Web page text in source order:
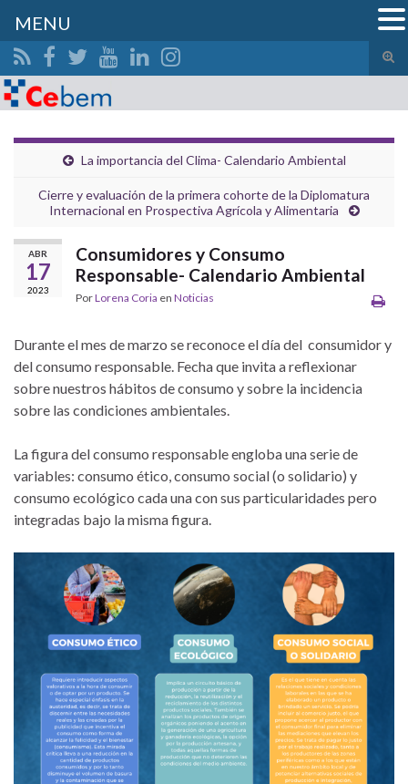
el
Search for:
La importancia del Clima- Calendario Ambiental
Cierre y evaluación de la primera cohorte de la Diplomatura
Internacional en Prospectiva Agrícola y Alimentaria
ABR
17
2023
Consumidores y Consumo
Responsable- Calendario Ambiental
PorLorena Coria en Noticias
Durante el mes de marzo se reconoce el día del consumidor y
del consumo responsable. Fecha que invita a reflexionar
sobre nuestros hábitos de consumo y sobre la incidencia
sobre las condiciones ambientales.
La figura del consumo responsable engloba una serie de
variables: consumo ético, consumo social (o solidario) y
consumo ecológico cada una con sus particularidades pero
integradas bajo la misma figura.
MENU